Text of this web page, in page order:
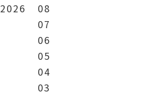
2026
08
07
06
05
04
03